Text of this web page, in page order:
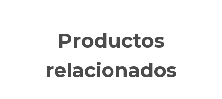
Productos
relacionados